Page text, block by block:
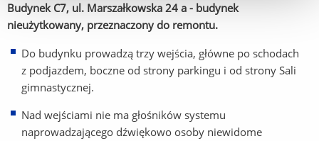
Budynek C7, ul. Marszałkowska 24 a - budynek
nieużytkowany, przeznaczony do remontu.
Do budynku prowadzą trzy wejścia, główne po schodach
z podjazdem, boczne od strony parkingu i od strony Sali
gimnastycznej.
Nad wejściami nie ma głośników systemu
naprowadzającego dźwiękowo osoby niewidome